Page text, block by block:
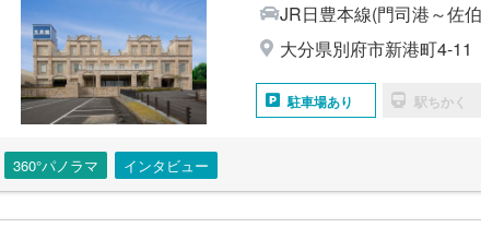
JR日豊本線(門司港～佐
大分県別府市新港町4-11
駐車場あり 駅ちかく
360°パノラマ インタビュー